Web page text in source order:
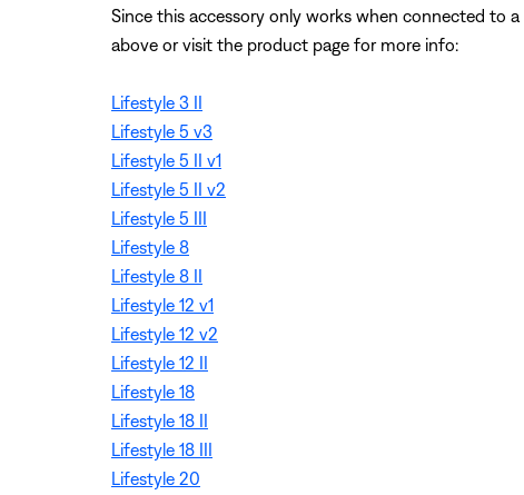
Since this accessory only works when connected to
above or visit the product page for more info:
Lifestyle 3 II
Lifestyle 5 v3
Lifestyle 5 II v1
Lifestyle 5 II v2
Lifestyle 5 III
Lifestyle 8
Lifestyle 8 II
Lifestyle 12 v1
Lifestyle 12 v2
Lifestyle 12 II
Lifestyle 18
Lifestyle 18 II
Lifestyle 18 III
Lifestyle 20